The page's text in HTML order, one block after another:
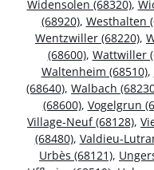
Widensolen (68320),
(68920), Westhalten
Wentzwiller (68220),
(68600), Wattwiller
Waltenheim (68510),
(68640), Walbach
(68600), Vogelgrun
Village-Neuf (68128),
(68480), Valdieu-
Urbès (68121),